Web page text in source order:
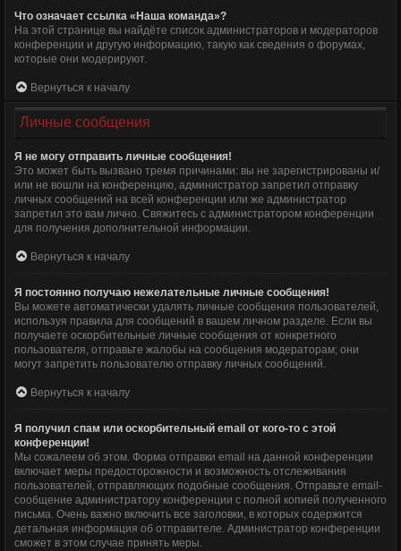
Что означает ссылка «Наша команда»?
На этой странице вы найдёте список администраторов и модераторов
конференции и другую информацию, такую как сведения о форумах,
которые они модерируют.
Вернуться к началу
Личные сообщения
Я не могу отправить личные сообщения!
Это может быть вызвано тремя причинами: вы не зарегистрированы и/
или не вошли на конференцию, администратор запретил отправку
личных сообщений на всей конференции или же администратор
запретил это вам лично. Свяжитесь с администратором конференции
для получения дополнительной информации.
Вернуться к началу
Я постоянно получаю нежелательные личные сообщения!
Вы можете автоматически удалять личные сообщения пользователей,
используя правила для сообщений в вашем личном разделе. Если вы
получаете оскорбительные личные сообщения от конкретного
пользователя, отправьте жалобы на сообщения модераторам; они
могут запретить пользователю отправку личных сообщений.
Вернуться к началу
Я получил спам или оскорбительный email от кого-то с этой
конференции!
Мы сожалеем об этом. Форма отправки email на данной конференции
включает меры предосторожности и возможность отслеживания
пользователей, отправляющих подобные сообщения. Отправьте email-
сообщение администратору конференции с полной копией полученного
письма. Очень важно включить все заголовки, в которых содержится
детальная информация об отправителе. Администратор конференции
сможет в этом случае принять меры.